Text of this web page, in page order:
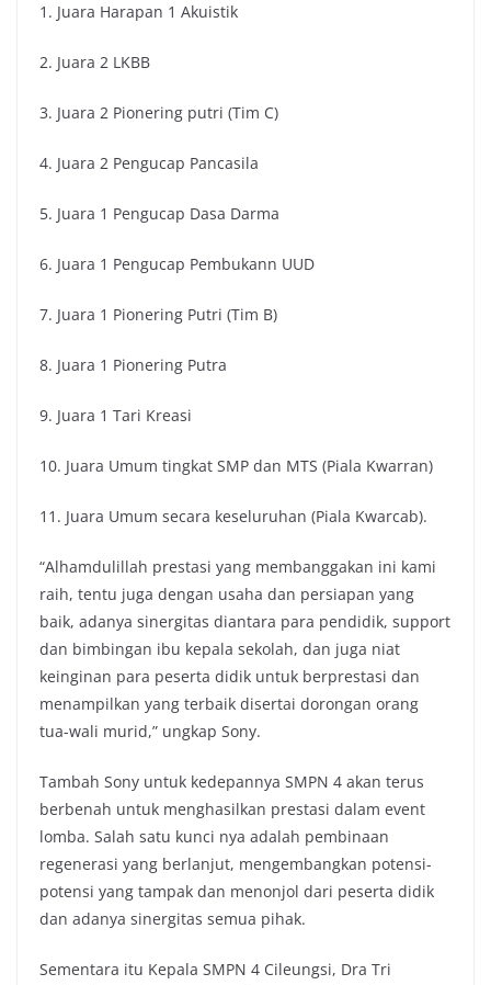
1. Juara Harapan 1 Akuistik
2. Juara 2 LKBB
3. Juara 2 Pionering putri (Tim C)
4. Juara 2 Pengucap Pancasila
5. Juara 1 Pengucap Dasa Darma
6. Juara 1 Pengucap Pembukann UUD
7. Juara 1 Pionering Putri (Tim B)
8. Juara 1 Pionering Putra
9. Juara 1 Tari Kreasi
10. Juara Umum tingkat SMP dan MTS (Piala Kwarran)
11. Juara Umum secara keseluruhan (Piala Kwarcab).
“Alhamdulillah prestasi yang membanggakan ini kami
raih, tentu juga dengan usaha dan persiapan yang
baik, adanya sinergitas diantara para pendidik, support
dan bimbingan ibu kepala sekolah, dan juga niat
keinginan para peserta didik untuk berprestasi dan
menampilkan yang terbaik disertai dorongan orang
tua-wali murid,” ungkap Sony.
Tambah Sony untuk kedepannya SMPN 4 akan terus
berbenah untuk menghasilkan prestasi dalam event
lomba. Salah satu kunci nya adalah pembinaan
regenerasi yang berlanjut, mengembangkan potensi-
potensi yang tampak dan menonjol dari peserta didik
dan adanya sinergitas semua pihak.
Sementara itu Kepala SMPN 4 Cileungsi, Dra Tri